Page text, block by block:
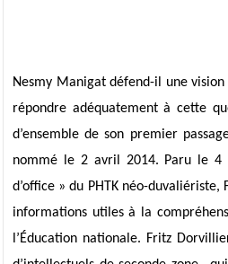
Nesmy Manigat défend-il une
répondre adéquatement à cette
d’ensemble de son premier
nommé le 2 avril 2014. Paru le
d’office » du PHTK néo-
informations utiles à la
l’Éducation nationale. Fritz